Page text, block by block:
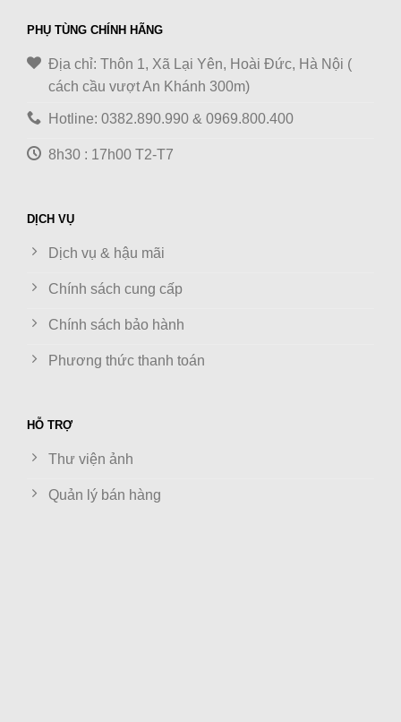
PHỤ TÙNG CHÍNH HÃNG
Địa chỉ: Thôn 1, Xã Lại Yên, Hoài Đức, Hà Nội (
cách cầu vượt An Khánh 300m)
Hotline: 0382.890.990 & 0969.800.400
8h30 : 17h00 T2-T7
DỊCH VỤ
Dịch vụ & hậu mãi
Chính sách cung cấp
Chính sách bảo hành
Phương thức thanh toán
HỖ TRỢ
Thư viện ảnh
Quản lý bán hàng